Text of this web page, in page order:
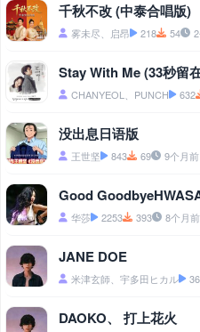
千秋不改 (中泰合唱版)
雾未尽、启昂 218 54
Stay With Me (33秒留
CHANYEOL、PUNCH 632
没出息日语版
王世坚 843 69 9个月前
Good
华莎 2253 393 8个月前
JANE DOE
米津玄師、宇多田ヒカル
DAOKO、 打上花火